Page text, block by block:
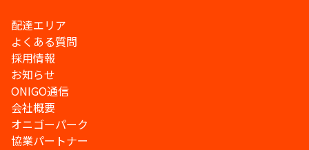
配達エリア
よくある質問
採用情報
お知らせ
ONIGO通信
会社概要
オニゴーパーク
協業パートナー